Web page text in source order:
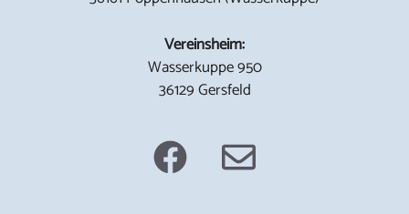
Vereinsheim:
Wasserkuppe 950
36129 Gersfeld